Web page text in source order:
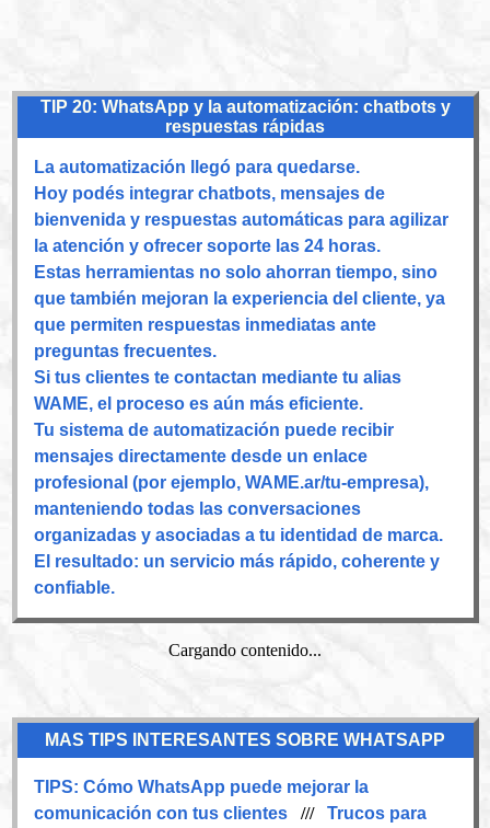
TIP 20: WhatsApp y la automatización: chatbots y
respuestas rápidas
La automatización llegó para quedarse.
Hoy podés integrar chatbots, mensajes de
bienvenida y respuestas automáticas para agilizar
la atención y ofrecer soporte las 24 horas.
Estas herramientas no solo ahorran tiempo, sino
que también mejoran la experiencia del cliente, ya
que permiten respuestas inmediatas ante
preguntas frecuentes.
Si tus clientes te contactan mediante tu alias
WAME, el proceso es aún más eficiente.
Tu sistema de automatización puede recibir
mensajes directamente desde un enlace
profesional (por ejemplo, WAME.ar/tu-empresa),
manteniendo todas las conversaciones
organizadas y asociadas a tu identidad de marca.
El resultado: un servicio más rápido, coherente y
confiable.
Cargando contenido...
MAS TIPS INTERESANTES SOBRE WHATSAPP
TIPS: Cómo WhatsApp puede mejorar la
comunicación con tus clientes/// Trucos para